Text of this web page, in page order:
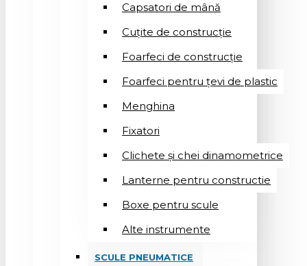
Capsatori de mână
Cuțite de construcție
Foarfeci de construcție
Foarfeci pentru țevi de plastic
Menghina
Fixatori
Clichete și chei dinamometrice
Lanterne pentru constructie
Boxe pentru scule
Alte instrumente
SCULE PNEUMATICE